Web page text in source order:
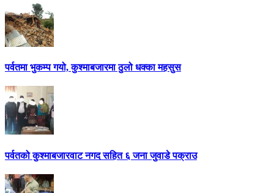
पर्वतमा भुकम्प गयो, कुश्माबजारमा ठुलो धक्का महसुस
पर्वतको कुश्माबजारवाट नगद सहित ६ जना जुवाडे पक्राउ